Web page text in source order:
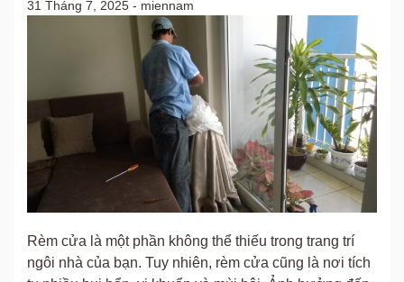
31 Tháng 7, 2025 - miennam
Rèm cửa là một phần không thể thiếu trong trang trí
ngôi nhà của bạn. Tuy nhiên, rèm cửa cũng là nơi tích